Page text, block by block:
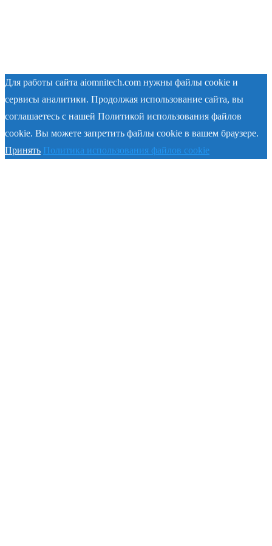
Для работы сайта aiomnitech.com нужны файлы cookie и
сервисы аналитики. Продолжая использование сайта, вы
соглашаетесь с нашей Политикой использования файлов
cookie. Вы можете запретить файлы cookie в вашем браузере.
Принять Политика использования файлов cookie